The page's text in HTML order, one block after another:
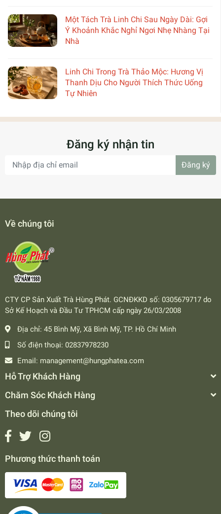
Một Tách Trà Linh Chi Sau Ngày Dài: Gợi
Ý Khoảnh Khắc Nghỉ Ngơi Nhẹ Nhàng Tại
Nhà
Linh Chi Trong Trà Thảo Mộc: Hương Vị
Thanh Dịu Cho Người Thích Thức Uống
Tự Nhiên
Đăng ký nhận tin
Đăng ký
Về chúng tôi
CTY CP Sản Xuất Trà Hùng Phát. GCNĐKKD số: 0305679717 do
Sở Kế Hoạch và Đầu Tư TPHCM cấp ngày 26/03/2008
Địa chỉ: 45 Bình Mỹ, Xã Bình Mỹ, TP. Hồ Chí Minh
Số điện thoại: 02837978230
Email: management@hungphatea.com
Hỗ Trợ Khách Hàng
Chăm Sóc Khách Hàng
Theo dõi chúng tôi
Phương thức thanh toán